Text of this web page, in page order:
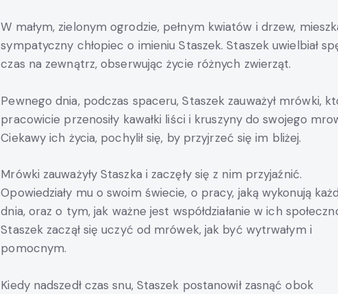
W małym, zielonym ogrodzie, pełnym kwiatów i drzew,
sympatyczny chłopiec o imieniu Staszek. Staszek uwielbiał
czas na zewnątrz, obserwując życie różnych zwierząt.
Pewnego dnia, podczas spaceru, Staszek zauważył mrówki,
pracowicie przenosiły kawałki liści i kruszyny do swojego
Ciekawy ich życia, pochylił się, by przyjrzeć się im bliżej.
Mrówki zauważyły Staszka i zaczęły się z nim przyjaźnić.
Opowiedziały mu o swoim świecie, o pracy, jaką wykonują
dnia, oraz o tym, jak ważne jest współdziałanie w ich
Staszek zaczął się uczyć od mrówek, jak być wytrwałym i
pomocnym.
Kiedy nadszedł czas snu, Staszek postanowił zasnąć obok